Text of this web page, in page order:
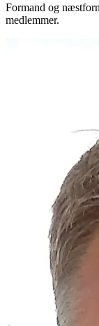
Formand og
medlemmer.